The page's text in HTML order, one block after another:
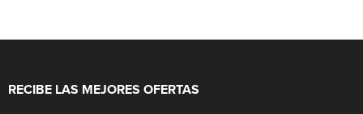
RECIBE LAS MEJORES OFERTAS